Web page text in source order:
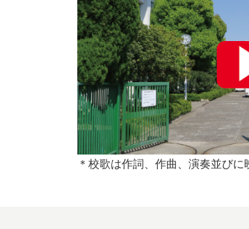
＊校歌は作詞、作曲、演奏並び